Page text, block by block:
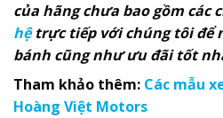
của hãng chưa bao gồm các
hệtrực tiếp với chúng tôi để
bánh cũng như ưu đãi tốt
Tham khảo thêm: Các mẫu
Hoàng Việt Motors